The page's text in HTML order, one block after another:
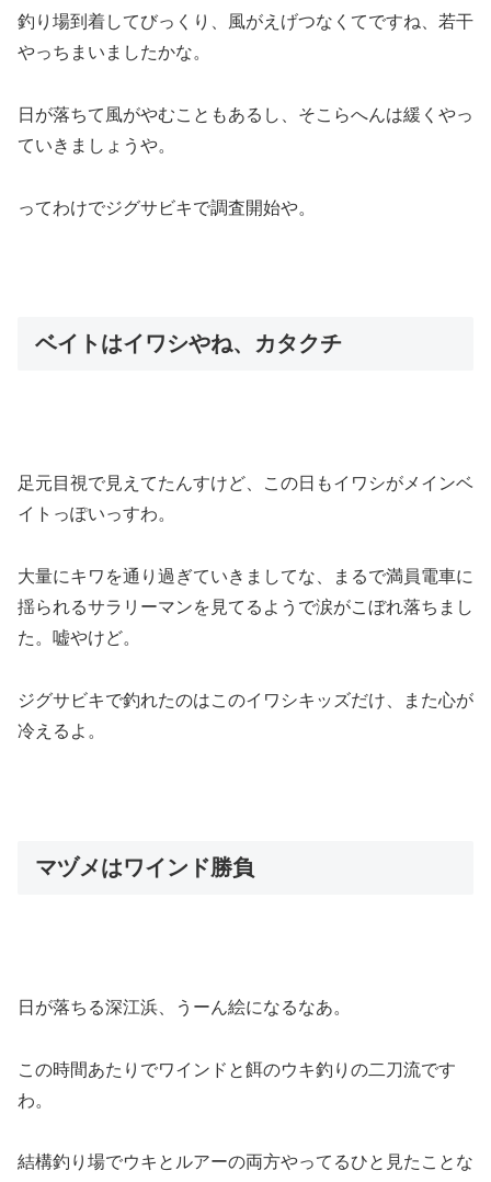
釣り場到着してびっくり、風がえげつなくてですね、若干
やっちまいましたかな。
日が落ちて風がやむこともあるし、そこらへんは緩くやっ
ていきましょうや。
ってわけでジグサビキで調査開始や。
ベイトはイワシやね、カタクチ
足元目視で見えてたんすけど、この日もイワシがメインベ
イトっぽいっすわ。
大量にキワを通り過ぎていきましてな、まるで満員電車に
揺られるサラリーマンを見てるようで涙がこぼれ落ちまし
た。嘘やけど。
ジグサビキで釣れたのはこのイワシキッズだけ、また心が
冷えるよ。
マヅメはワインド勝負
日が落ちる深江浜、うーん絵になるなあ。
この時間あたりでワインドと餌のウキ釣りの二刀流です
わ。
結構釣り場でウキとルアーの両方やってるひと見たことな